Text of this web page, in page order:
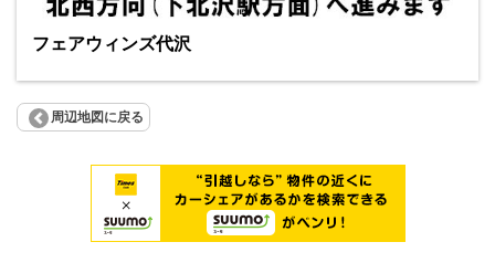
フェアウィンズ代沢
周辺地図に戻る